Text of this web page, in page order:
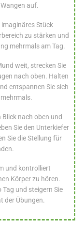
auf.
imaginäres Stück
zu stärken und
mehrmals am Tag.
weit, strecken Sie
nach oben. Halten
entspannen Sie sich
Blick nach oben und
Sie den Unterkiefer
Sie die Stellung für
und kontrolliert
Körper zu hören.
und steigern Sie
der Übungen.